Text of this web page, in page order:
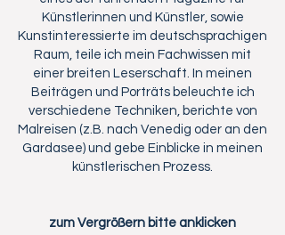
Künstlerinnen und Künstler, sowie
Kunstinteressierte im deutschsprachigen
Raum, teile ich mein Fachwissen mit
einer breiten Leserschaft. In meinen
Beiträgen und Porträts beleuchte ich
verschiedene Techniken, berichte von
Malreisen (z.B. nach Venedig oder an den
Gardasee) und gebe Einblicke in meinen
künstlerischen Prozess.
zum Vergrößern bitte anklicken